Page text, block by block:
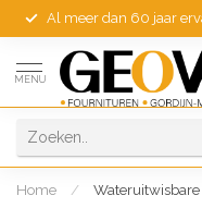
Al meer dan 60 jaar
MENU
Home /